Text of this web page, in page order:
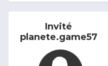
Invité
planete.game57